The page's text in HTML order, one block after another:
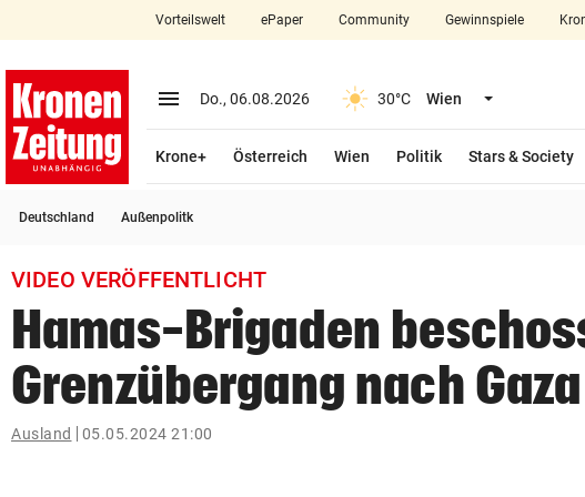
closeSchließen
account_circle Anmelden
arrow_right
bookmark
search
Suchbegriff
eingeben
Vorteilswelt ePaper Community Gewinnspiele
menu Menü aufklappen
Do., 06.08.2026 30°C Wien Menü
Krone+ Österreich Wien Politik Stars & Society
Deutschland Außenpolitk
VIDEO VERÖFFENTLICHT
Hamas-Brigaden
Grenzübergang nach Gaza
Ausland 05.05.2024 21:00